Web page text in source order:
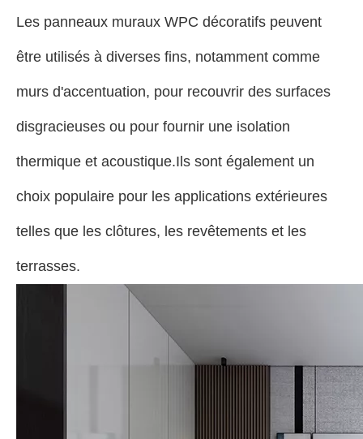
Les panneaux muraux WPC décoratifs peuvent
être utilisés à diverses fins, notamment comme
murs d'accentuation, pour recouvrir des surfaces
disgracieuses ou pour fournir une isolation
thermique et acoustique.Ils sont également un
choix populaire pour les applications extérieures
telles que les clôtures, les revêtements et les
terrasses.